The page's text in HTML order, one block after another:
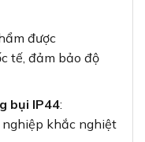
được
tế, đảm bảo độ
bụi IP44:
nghiệp khắc nghiệt